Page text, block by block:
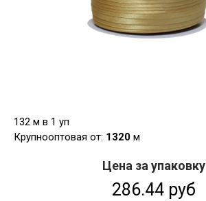
132 м в 1 уп
Крупнооптовая от: 1320 м
Цена за упаковку
286.44 руб